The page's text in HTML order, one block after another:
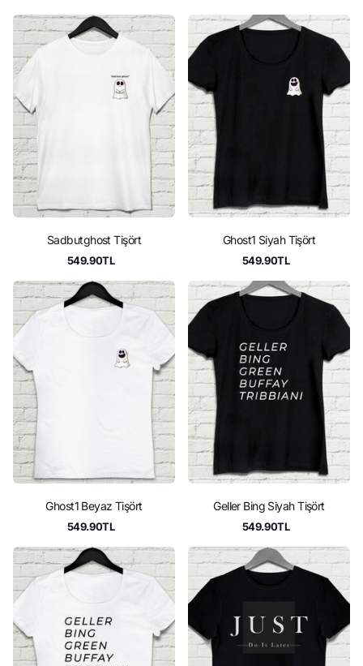
Sadbutghost Tişört
549.90TL
Ghost1 Siyah Tişört
549.90TL
Ghost1 Beyaz Tişört
549.90TL
Geller Bing Siyah Tişört
549.90TL